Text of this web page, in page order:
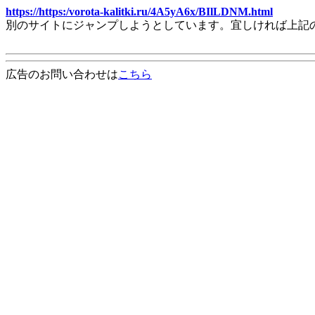
https://https:/vorota-kalitki.ru/4A5yA6x/BIlLDNM.html
別のサイトにジャンプしようとしています。宜しければ上
広告のお問い合わせはこちら